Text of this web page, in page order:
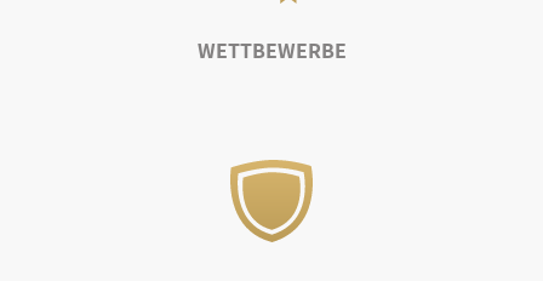
WETTBEWERBE